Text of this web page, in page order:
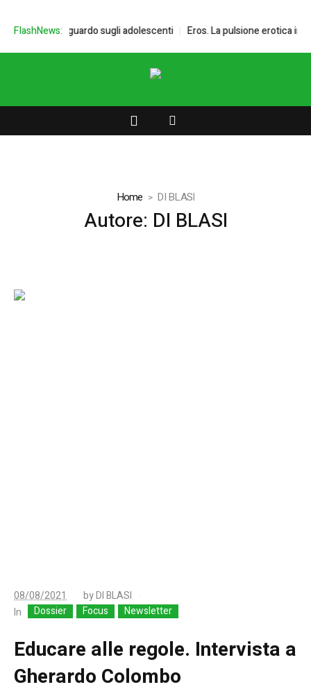
FlashNews:
Mazzi e lo sguardo sugli adolescenti Eros. La pulsione erotica in
Home DI BLASI
Autore: DI BLASI
08/08/2021 byDI BLASI
In
Dossier Focus Newsletter
Educare alle regole. Intervista a
Gherardo Colombo